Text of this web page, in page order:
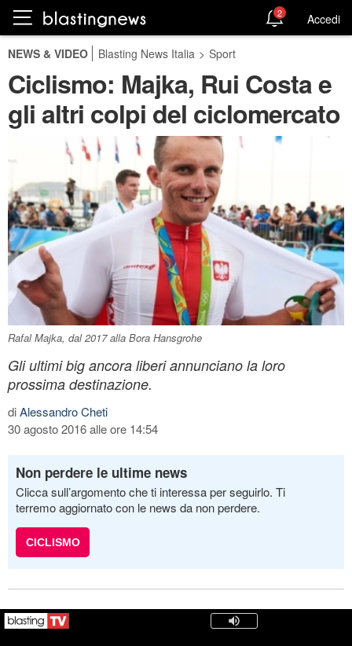
2 Accedi
NEWS & VIDEO Blasting News Italia > Sport
Ciclismo: Majka, Rui Costa e
gli altri colpi del ciclomercato
Rafal Majka, dal 2017 alla Bora Hansgrohe
Gli ultimi big ancora liberi annunciano la loro
prossima destinazione.
diAlessandro Cheti
30 agosto 2016 alle ore 14:54
Non perdere le ultime news
Clicca sull’argomento che ti interessa per seguirlo. Ti
terremo aggiornato con le news da non perdere.
CICLISMO